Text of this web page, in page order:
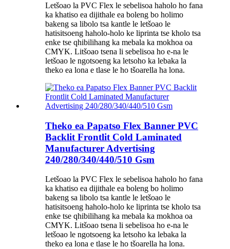
Letšoao la PVC Flex le sebelisoa haholo ho fana
ka khatiso ea dijithale ea boleng bo holimo
bakeng sa libolo tsa kantle le letšoao le
hatisitsoeng haholo-holo ke liprinta tse kholo tsa
enke tse qhibilihang ka mebala ka mokhoa oa
CMYK. Litšoao tsena li sebelisoa ho e-na le
letšoao le ngotsoeng ka letsoho ka lebaka la
theko ea lona e tlase le ho tšoarella ha lona.
Theko ea Papatso Flex Banner PVC
Backlit Frontlit Cold Laminated
Manufacturer Advertising
240/280/340/440/510 Gsm
Letšoao la PVC Flex le sebelisoa haholo ho fana
ka khatiso ea dijithale ea boleng bo holimo
bakeng sa libolo tsa kantle le letšoao le
hatisitsoeng haholo-holo ke liprinta tse kholo tsa
enke tse qhibilihang ka mebala ka mokhoa oa
CMYK. Litšoao tsena li sebelisoa ho e-na le
letšoao le ngotsoeng ka letsoho ka lebaka la
theko ea lona e tlase le ho tšoarella ha lona.